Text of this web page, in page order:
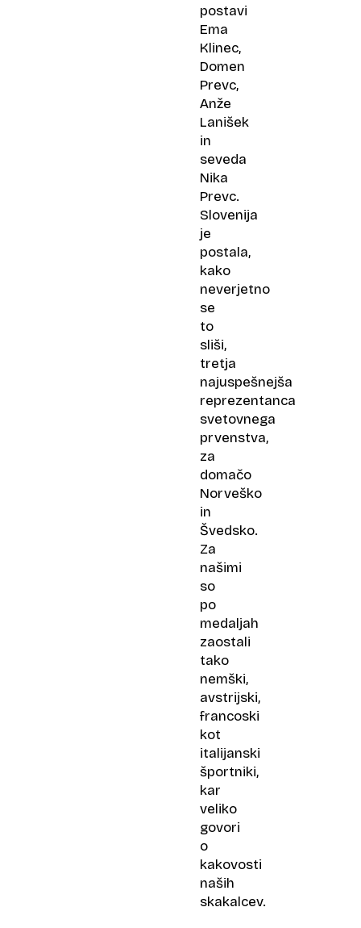
postavi
Ema
Klinec,
Domen
Prevc,
Anže
Lanišek
in
seveda
Nika
Prevc.
Slovenija
je
postala,
kako
neverjetno
se
to
sliši,
tretja
najuspešnejša
reprezentanca
svetovnega
prvenstva,
za
domačo
Norveško
in
Švedsko.
Za
našimi
so
po
medaljah
zaostali
tako
nemški,
avstrijski,
francoski
kot
italijanski
športniki,
kar
veliko
govori
o
kakovosti
naših
skakalcev.